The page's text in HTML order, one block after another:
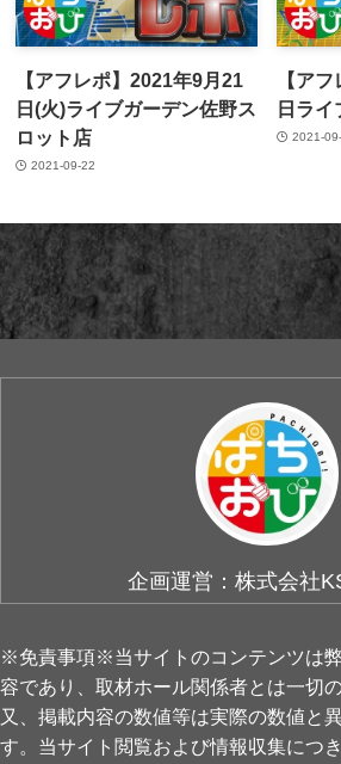
【アフレポ】2021年9月21
日(火)ライブガーデン佐野ス
ロット店
2021-09-22
【ア
日ラ
2021-
企画運営：株式会社
※免責事項※当サイトのコンテンツは
容であり、取材ホール関係者とは一切
又、掲載内容の数値等は実際の数値と
す。当サイト閲覧および情報収集につ